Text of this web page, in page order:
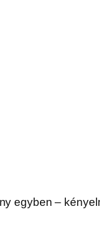
egyben –